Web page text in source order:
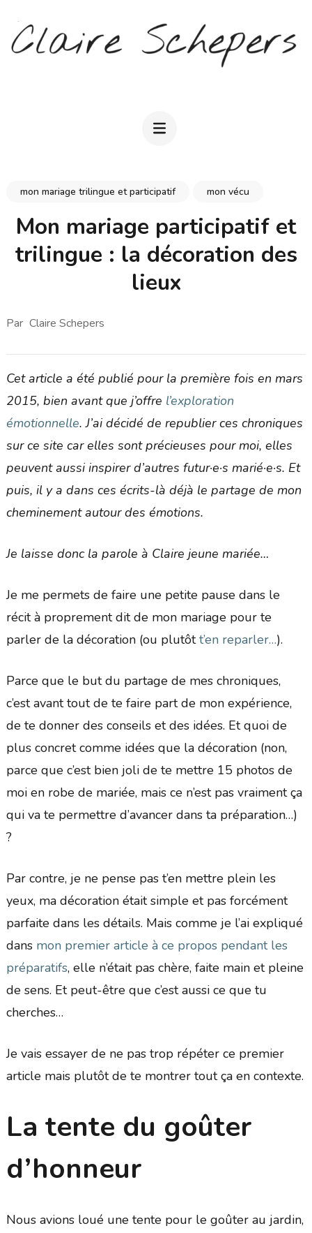
contenu
mon mariage trilingue et participatif mon vécu
Mon mariage participatif et
trilingue : la décoration des
lieux
Par Claire Schepers
Cet article a été publié pour la première fois en mars
2015, bien avant que j’offre l’exploration
émotionnelle. J’ai décidé de republier ces chroniques
sur ce site car elles sont précieuses pour moi, elles
peuvent aussi inspirer d’autres futur·e·s marié·e·s. Et
puis, il y a dans ces écrits-là déjà le partage de mon
cheminement autour des émotions.
Je laisse donc la parole à Claire jeune mariée…
Je me permets de faire une petite pause dans le
récit à proprement dit de mon mariage pour te
parler de la décoration (ou plutôtt’en reparler…).
Parce que le but du partage de mes chroniques,
c’est avant tout de te faire part de mon expérience,
de te donner des conseils et des idées. Et quoi de
plus concret comme idées que la décoration (non,
parce que c’est bien joli de te mettre 15 photos de
moi en robe de mariée, mais ce n’est pas vraiment ça
qui va te permettre d’avancer dans ta préparation…)
?
Par contre, je ne pense pas t’en mettre plein les
yeux, ma décoration était simple et pas forcément
parfaite dans les détails. Mais comme je l’ai expliqué
dans mon premier article à ce propos pendant les
préparatifs, elle n’était pas chère, faite main et pleine
de sens. Et peut-être que c’est aussi ce que tu
cherches…
Je vais essayer de ne pas trop répéter ce premier
article mais plutôt de te montrer tout ça en contexte.
La tente du goûter
d’honneur
Nous avions loué une tente pour le goûter au jardin,